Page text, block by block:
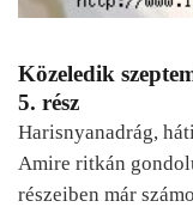
Közeledik
5. rész
Harisnyanadrág,
Amire ritkán
részeiben már